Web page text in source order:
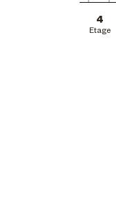
4
Etage